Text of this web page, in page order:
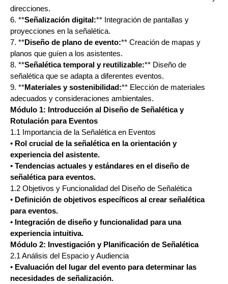
direcciones.
6. **Señalización digital:** Integración de pantallas y
proyecciones en la señalética.
7. **Diseño de plano de evento:** Creación de mapas y
planos que guíen a los asistentes.
8. **Señalética temporal y reutilizable:** Diseño de
señalética que se adapta a diferentes eventos.
9. **Materiales y sostenibilidad:** Elección de materiales
adecuados y consideraciones ambientales.
Módulo 1: Introducción al Diseño de Señalética y
Rotulación para Eventos
1.1 Importancia de la Señalética en Eventos
• Rol crucial de la señalética en la orientación y
experiencia del asistente.
• Tendencias actuales y estándares en el diseño de
señalética para eventos.
1.2 Objetivos y Funcionalidad del Diseño de Señalética
• Definición de objetivos específicos al crear señalética
para eventos.
• Integración de diseño y funcionalidad para una
experiencia intuitiva.
Módulo 2: Investigación y Planificación de Señalética
2.1 Análisis del Espacio y Audiencia
• Evaluación del lugar del evento para determinar las
necesidades de señalización.